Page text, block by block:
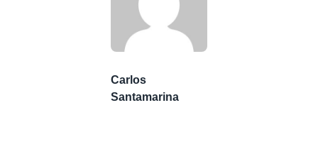
Carlos
Santamarina